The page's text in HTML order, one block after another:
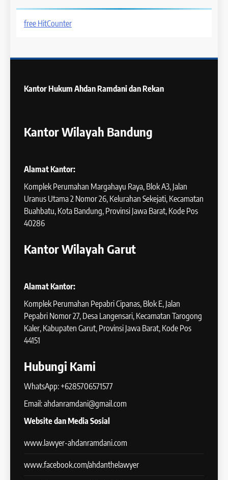
free HitCounter
Kantor Hukum Ahdan Ramdani dan Rekan
Kantor Wilayah Bandung
Alamat Kantor:
Komplek Perumahan Margahayu Raya, Blok A3, Jalan
Uranus Utama 2 Nomor 26, Kelurahan Sekejati, Kecamatan
Buahbatu, Kota Bandung, Provinsi Jawa Barat, Kode Pos
40286
Kantor Wilayah Garut
Alamat Kantor:
Komplek Perumahan Pepabri Cipanas, Blok E, Jalan
Pepabri Nomor 27, Desa Langensari, Kecamatan Tarogong
Kaler, Kabupaten Garut, Provinsi Jawa Barat, Kode Pos
44151
Hubungi Kami
WhatsApp: +6285706571577
Email: ahdanramdani@gmail.com
Website dan Media Sosial
www.lawyer-ahdanramdani.com
www.facebook.com/ahdanthelawyer